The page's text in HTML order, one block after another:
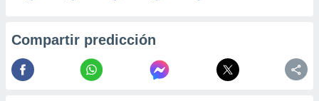
Compartir predicción